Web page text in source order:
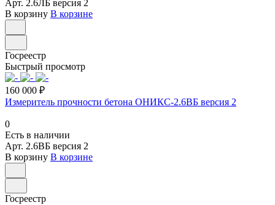
Арт. 2.6ЛБ версия 2
В корзину В корзине
Госреестр
Быстрый просмотр
160 000 ₽
Измеритель прочности бетона ОНИКС-2.6ВБ версия 2
0
Есть в наличии
Арт. 2.6ВБ версия 2
В корзину В корзине
Госреестр